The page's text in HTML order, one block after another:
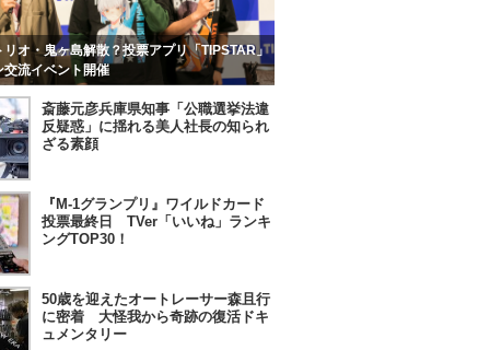
リオ・鬼ヶ島解散？投票アプリ「TIPSTAR」
交流イベント開催
斎藤元彦兵庫県知事「公職選挙法違
反疑惑」に揺れる美人社長の知られ
ざる素顔
『M-1グランプリ』ワイルドカード
投票最終日 TVer「いいね」ランキ
ングTOP30！
50歳を迎えたオートレーサー森且行
に密着 大怪我から奇跡の復活ドキ
ュメンタリー